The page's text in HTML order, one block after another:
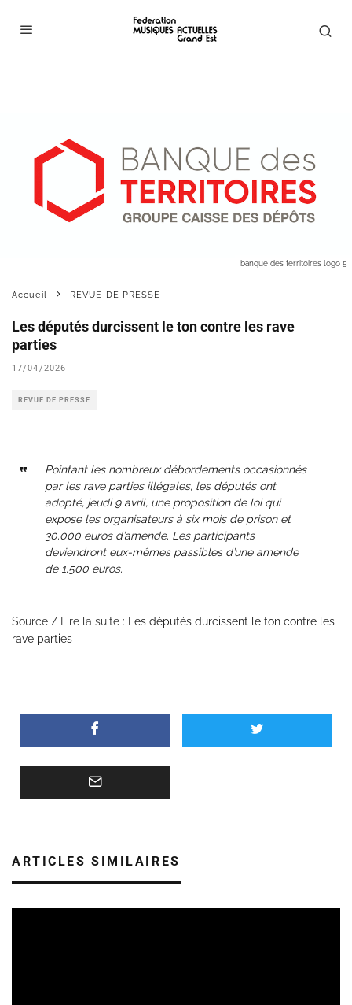
banque des territoires logo 5
Accueil REVUE DE PRESSE
Les députés durcissent le ton contre les rave
parties
17/04/2026
REVUE DE PRESSE
Pointant les nombreux débordements occasionnés
par les rave parties illégales, les députés ont
adopté, jeudi 9 avril, une proposition de loi qui
expose les organisateurs à six mois de prison et
30.000 euros d’amende. Les participants
deviendront eux-mêmes passibles d’une amende
de 1.500 euros.
Source / Lire la suite :
Les députés durcissent le ton contre les
rave parties
ARTICLES SIMILAIRES